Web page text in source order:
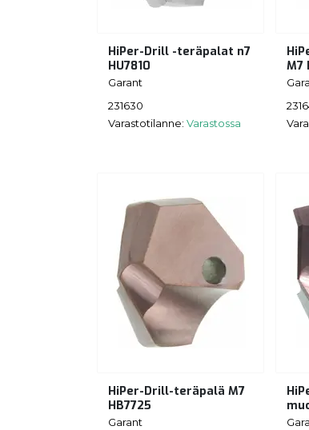
HiPer-Drill -teräpalat n7
HU7810
Garant
231630
Varastotilanne: Varastossa
M7
HiPer-Drill-teräpalä M7
HB7725
Garant